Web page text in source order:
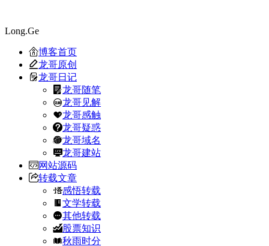
Long.Ge
博客首页
龙哥原创
龙哥日记
龙哥随笔
龙哥见解
龙哥感触
龙哥疑惑
龙哥域名
龙哥建站
网站源码
转载文章
感悟转载
文学转载
其他转载
股票知识
秋雨时分